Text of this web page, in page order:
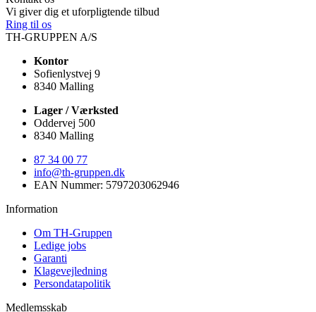
Vi giver dig et uforpligtende tilbud
Ring til os
TH-GRUPPEN A/S
Kontor
Sofienlystvej 9
8340 Malling
Lager / Værksted
Oddervej 500
8340 Malling
87 34 00 77
info@th-gruppen.dk
EAN Nummer: 5797203062946
Information
Om TH-Gruppen
Ledige jobs
Garanti
Klagevejledning
Persondatapolitik
Medlemsskab